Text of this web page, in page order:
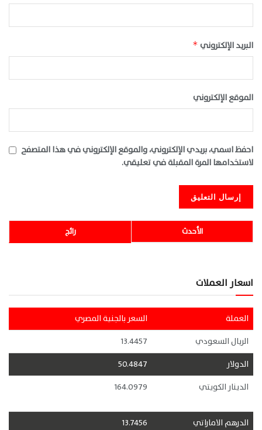
البريد الإلكتروني *
الموقع الإلكتروني
احفظ اسمي، بريدي الإلكتروني، والموقع الإلكتروني في هذا المتصفح
لاستخدامها المرة المقبلة في تعليقي.
رائج الأحدث
اسعار العملات
العملة
السعر بالجنية المصري
الريال السعودي
13.4457
الدولار
50.4847
الدينار الكويتي
164.0979
الدرهم الاماراتي 13.7456